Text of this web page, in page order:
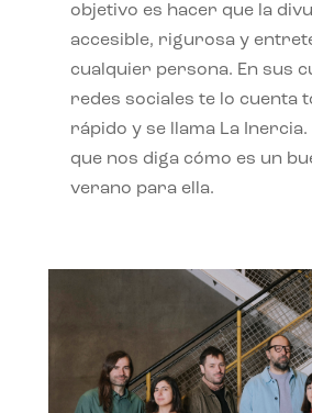
objetivo es hacer que la
accesible, rigurosa y
cualquier persona. En sus
redes sociales te lo cuenta
rápido y se llama La Inercia.
que nos diga cómo es un
verano para ella.